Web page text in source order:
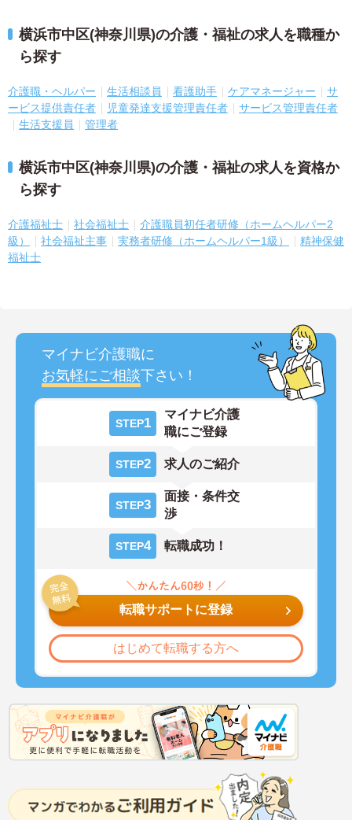
横浜市中区(神奈川県)の介護・福祉の求人を職種か
ら探す
介護職・ヘルパー 生活相談員 看護助手 ケアマネージャー
サ
ービス提供責任者
児童発達支援管理責任者
サービス管理責任者
生活支援員
管理者
横浜市中区(神奈川県)の介護・福祉の求人を資格か
ら探す
介護福祉士 社会福祉士
介護職員初任者研修（ホームヘルパー2
級）
社会福祉主事 実務者研修（ホームヘルパー1級）
精神保健
福祉士
マイナビ介護職に
お気軽にご相談下さい！
STEP1
マイナビ介護
職にご登録
STEP2 求人のご紹介
STEP3
面接・条件交
渉
STEP4 転職成功！
転職サポートに登録
はじめて転職する方へ